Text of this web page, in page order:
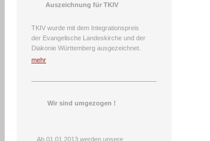
Auszeichnung für TKIV
TKIV wurde mit dem Integrationspreis
der Evangelische Landeskirche und der
Diakonie Württemberg ausgezeichnet.
mehr
Wir sind umgezogen !
Ab 01.01.2013 werden unsere